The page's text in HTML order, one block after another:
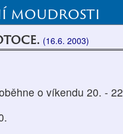
moudrosti
(16.6. 2003)
o víkendu 20. -